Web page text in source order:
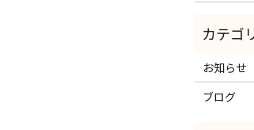
お知らせ
ブログ